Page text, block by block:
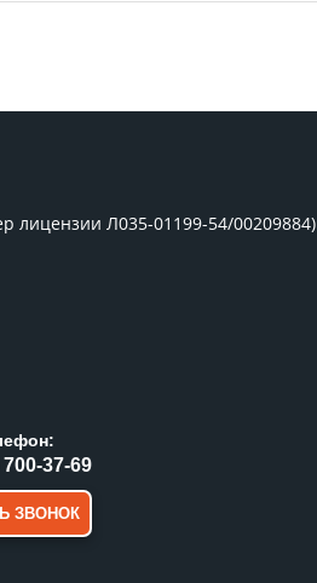
лицензии Л035-01199-54/00209884)
37-69
ЗВОНОК